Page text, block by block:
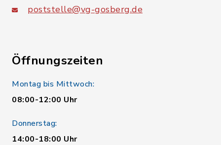
poststelle@vg-gosberg.de
Öffnungszeiten
Montag bis Mittwoch:
08:00-12:00 Uhr
Donnerstag:
14:00-18:00 Uhr